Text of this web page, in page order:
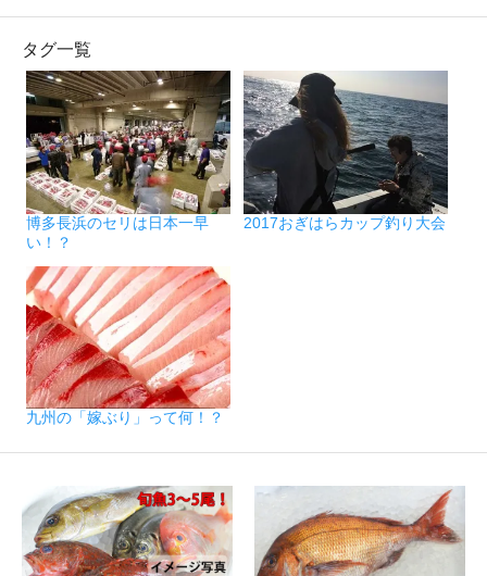
タグ一覧
博多長浜のセリは日本一早
い！？
2017おぎはらカップ釣り大会
九州の「嫁ぶり」って何！？